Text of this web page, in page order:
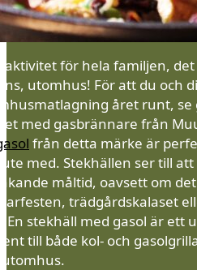
aktivitet för hela familjen,
utomhus! För att du och
året runt, se
med gasbrännare från
från detta märke är
med. Stekhällen ser till
måltid, oavsett om
trädgårdskalaset
En stekhäll med gasol är ett
till både kol- och